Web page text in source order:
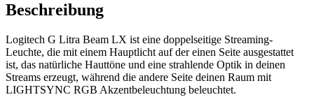
Beschreibung
Logitech G Litra Beam LX ist eine doppelseitige Streaming-
Leuchte, die mit einem Hauptlicht auf der einen Seite ausgestattet
ist, das natürliche Hauttöne und eine strahlende Optik in deinen
Streams erzeugt, während die andere Seite deinen Raum mit
LIGHTSYNC RGB Akzentbeleuchtung beleuchtet.